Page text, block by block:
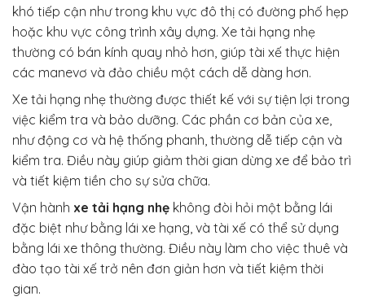
khó tiếp cận như trong khu vực đô thị có đường phố hẹp
hoặc khu vực công trình xây dựng. Xe tải hạng nhẹ
thường có bán kính quay nhỏ hơn, giúp tài xế thực hiện
các manevơ và đảo chiều một cách dễ dàng hơn.
Xe tải hạng nhẹ thường được thiết kế với sự tiện lợi trong
việc kiểm tra và bảo dưỡng. Các phần cơ bản của xe,
như động cơ và hệ thống phanh, thường dễ tiếp cận và
kiểm tra. Điều này giúp giảm thời gian dừng xe để bảo trì
và tiết kiệm tiền cho sự sửa chữa.
Vận hành xe tải hạng nhẹ không đòi hỏi một bằng lái
đặc biệt như bằng lái xe hạng, và tài xế có thể sử dụng
bằng lái xe thông thường. Điều này làm cho việc thuê và
đào tạo tài xế trở nên đơn giản hơn và tiết kiệm thời
gian.